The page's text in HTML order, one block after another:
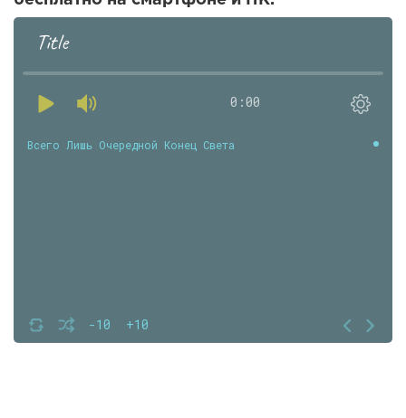
Title
0:00
-10 +10
Всего Лишь Очередной Конец Света